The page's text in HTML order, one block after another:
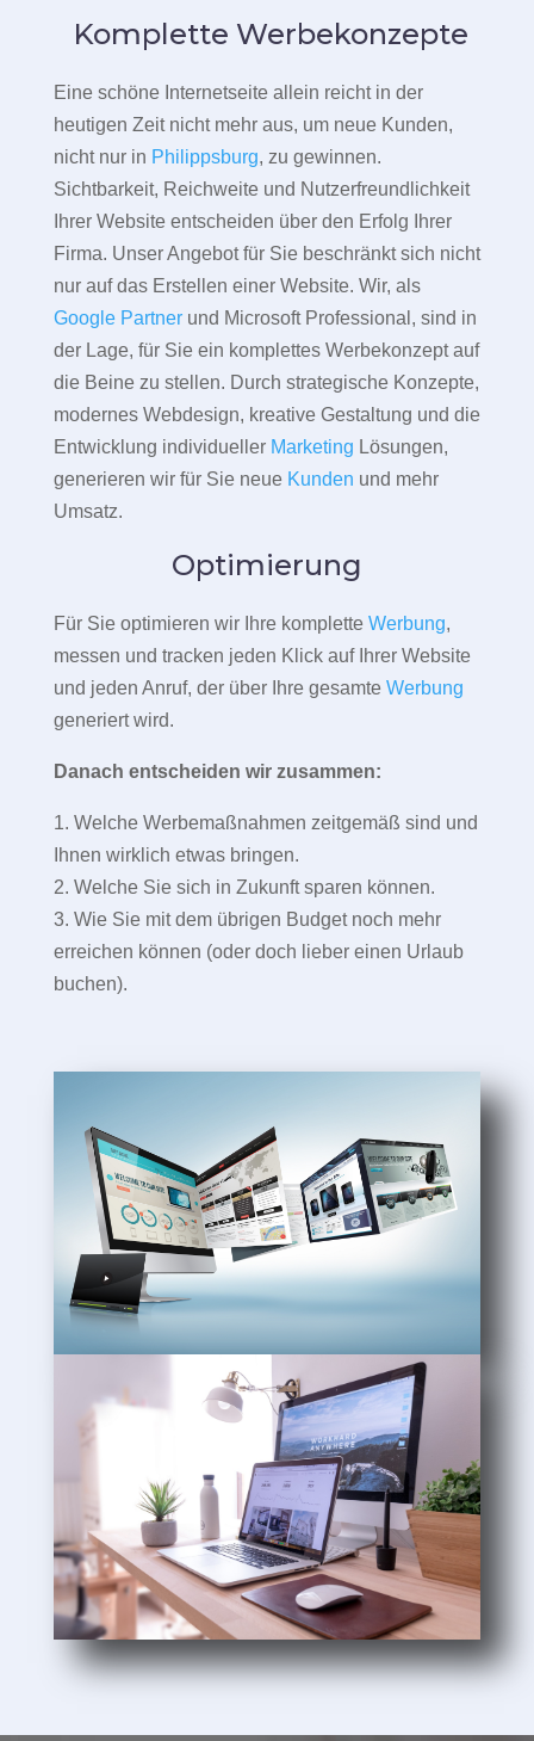
Komplette Werbekonzepte
Eine schöne Internetseite allein reicht in der
heutigen Zeit nicht mehr aus, um neue Kunden,
nicht nur in Philippsburg, zu gewinnen.
Sichtbarkeit, Reichweite und Nutzerfreundlichkeit
Ihrer Website entscheiden über den Erfolg Ihrer
Firma. Unser Angebot für Sie beschränkt sich nicht
nur auf das Erstellen einer Website. Wir, als
Google Partnerund Microsoft Professional, sind in
der Lage, für Sie ein komplettes Werbekonzept auf
die Beine zu stellen. Durch strategische Konzepte,
modernes Webdesign, kreative Gestaltung und die
Entwicklung individueller Marketing Lösungen,
generieren wir für Sie neue Kunden und mehr
Umsatz.
Optimierung
Für Sie optimieren wir Ihre komplette Werbung,
messen und tracken jeden Klick auf Ihrer Website
und jeden Anruf, der über Ihre gesamte Werbung
generiert wird.
Danach entscheiden wir zusammen:
1. Welche Werbemaßnahmen zeitgemäß sind und
Ihnen wirklich etwas bringen.
2. Welche Sie sich in Zukunft sparen können.
3. Wie Sie mit dem übrigen Budget noch mehr
erreichen können (oder doch lieber einen Urlaub
buchen).